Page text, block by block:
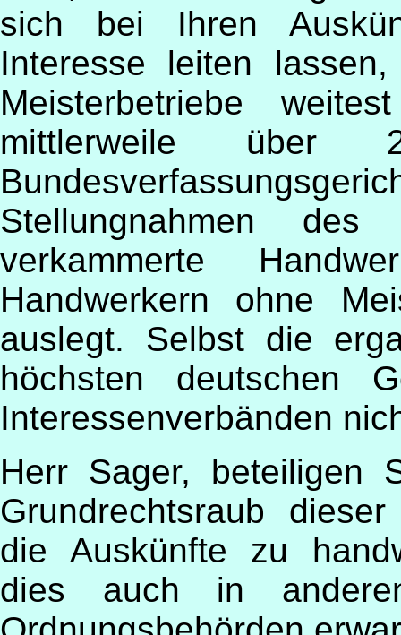
sich bei Ihren
Interesse leiten
Meisterbetriebe
mittlerweile über
Stellungnahmen
verkammerte
Handwerkern ohne
auslegt. Selbst die
höchsten deutschen
Interessenverbänden
Herr Sager, beteiligen
Grundrechtsraub
die Auskünfte zu
dies auch in